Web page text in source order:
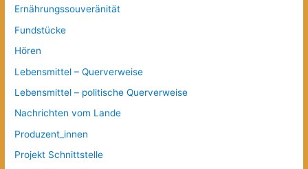
Ernährungssouveränität
Fundstücke
Hören
Lebensmittel – Querverweise
Lebensmittel – politische Querverweise
Nachrichten vom Lande
Produzent_innen
Projekt Schnittstelle